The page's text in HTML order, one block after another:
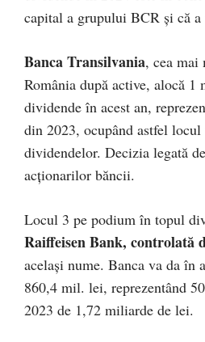
capital a grupului BCR şi că
Banca Transilvania, cea mai
România după active, alocă
dividende în acest an,
din 2023, ocupând astfel
dividendelor. Decizia legată
acţionarilor băncii.
Locul 3 pe podium în topul
Raiffeisen Bank, controlată
acelaşi nume. Banca va da în
860,4 mil. lei, reprezentând
2023 de 1,72 miliarde de lei.